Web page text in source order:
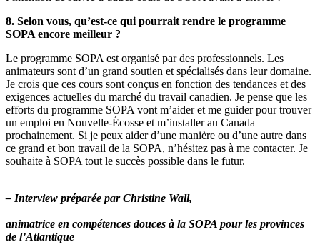
8. Selon vous, qu’est-ce qui pourrait rendre le programme
SOPA encore meilleur ?
Le programme SOPA est organisé par des professionnels. Les
animateurs sont d’un grand soutien et spécialisés dans leur domaine.
Je crois que ces cours sont conçus en fonction des tendances et des
exigences actuelles du marché du travail canadien. Je pense que les
efforts du programme SOPA vont m’aider et me guider pour trouver
un emploi en Nouvelle-Écosse et m’installer au Canada
prochainement. Si je peux aider d’une manière ou d’une autre dans
ce grand et bon travail de la SOPA, n’hésitez pas à me contacter. Je
souhaite à SOPA tout le succès possible dans le futur.
– Interview préparée par Christine Wall,
animatrice en compétences douces à la SOPA pour les provinces
de l’Atlantique